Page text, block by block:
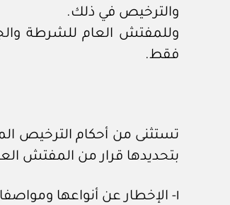
والترخيص في ذلك.
فقط.
بتحديدها قرار من المفتش
١- الإخطار عن أنواعها ومواصفاتها والحصول على شهادة بذلك.